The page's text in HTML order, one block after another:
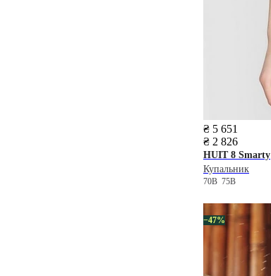
₴ 5 651
₴ 2 826
HUIT 8 Smarty
Купальник
70B 75B
−47%